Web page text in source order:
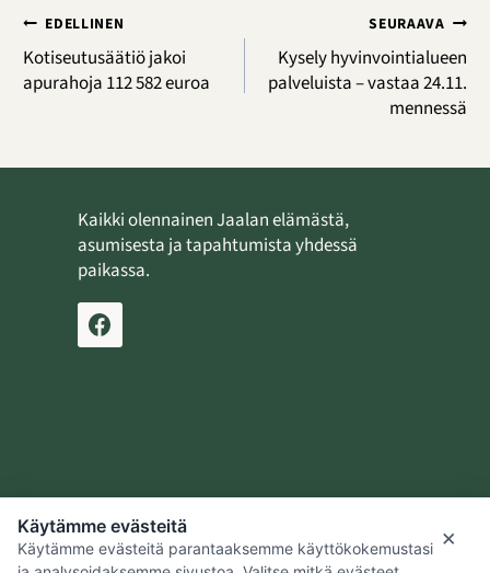
Artikkelien
selaus
EDELLINEN
Kotiseutusäätiö jakoi
apurahoja 112 582 euroa
SEURAAVA
Kysely hyvinvointialueen
palveluista – vastaa 24.11.
mennessä
Kaikki olennainen Jaalan elämästä,
asumisesta ja tapahtumista yhdessä
paikassa.
Jaalan kotiseutusäätiö
Kouvolan kaupunki
×
Käytämme evästeitä
Käytämme evästeitä parantaaksemme käyttökokemustasi